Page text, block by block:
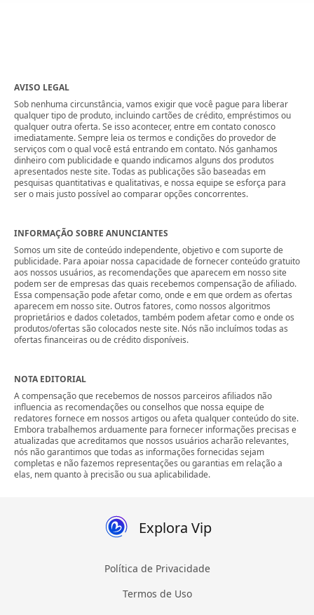
AVISO LEGAL
Sob nenhuma circunstância, vamos exigir que você pague para liberar
qualquer tipo de produto, incluindo cartões de crédito, empréstimos ou
qualquer outra oferta. Se isso acontecer, entre em contato conosco
imediatamente. Sempre leia os termos e condições do provedor de
serviços com o qual você está entrando em contato. Nós ganhamos
dinheiro com publicidade e quando indicamos alguns dos produtos
apresentados neste site. Todas as publicações são baseadas em
pesquisas quantitativas e qualitativas, e nossa equipe se esforça para
ser o mais justo possível ao comparar opções concorrentes.
INFORMAÇÃO SOBRE ANUNCIANTES
Somos um site de conteúdo independente, objetivo e com suporte de
publicidade. Para apoiar nossa capacidade de fornecer conteúdo gratuito
aos nossos usuários, as recomendações que aparecem em nosso site
podem ser de empresas das quais recebemos compensação de afiliado.
Essa compensação pode afetar como, onde e em que ordem as ofertas
aparecem em nosso site. Outros fatores, como nossos algoritmos
proprietários e dados coletados, também podem afetar como e onde os
produtos/ofertas são colocados neste site. Nós não incluímos todas as
ofertas financeiras ou de crédito disponíveis.
NOTA EDITORIAL
A compensação que recebemos de nossos parceiros afiliados não
influencia as recomendações ou conselhos que nossa equipe de
redatores fornece em nossos artigos ou afeta qualquer conteúdo do site.
Embora trabalhemos arduamente para fornecer informações precisas e
atualizadas que acreditamos que nossos usuários acharão relevantes,
nós não garantimos que todas as informações fornecidas sejam
completas e não fazemos representações ou garantias em relação a
elas, nem quanto à precisão ou sua aplicabilidade.
Explora Vip
Política de Privacidade
Termos de Uso